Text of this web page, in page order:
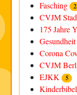
Fasching 2
CVJM
175 Jahre
Gesundheit
Corona
CVJM
EJKK 5